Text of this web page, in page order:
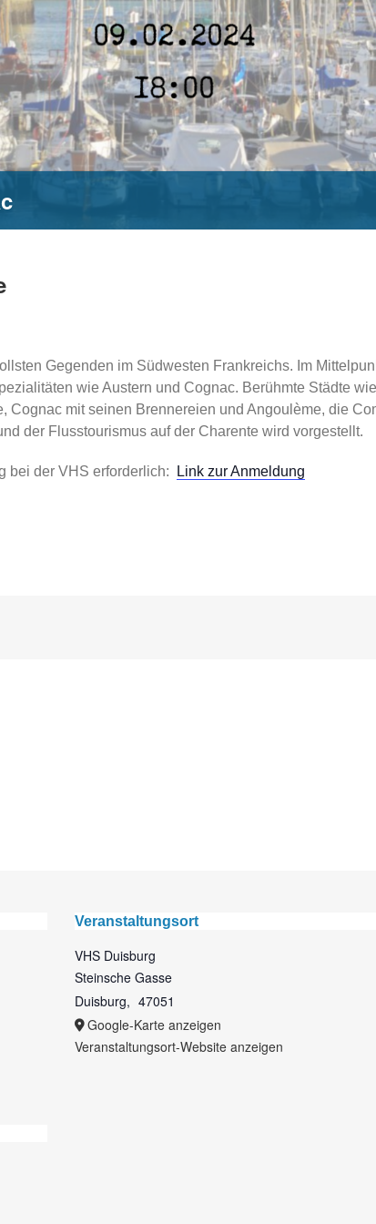
Gegenden im Südwesten Frankreichs. Im
wie Austern und Cognac. Berühmte Städte
Cognac mit seinen Brennereien und Angoulème, die
der Flusstourismus auf der Charente wird vorgestellt.
bei der VHS erforderlich: Link zur Anmeldung
Veranstaltungsort
VHS Duisburg
Steinsche Gasse
Duisburg, 47051
Google-Karte anzeigen
Veranstaltungsort-Website anzeigen